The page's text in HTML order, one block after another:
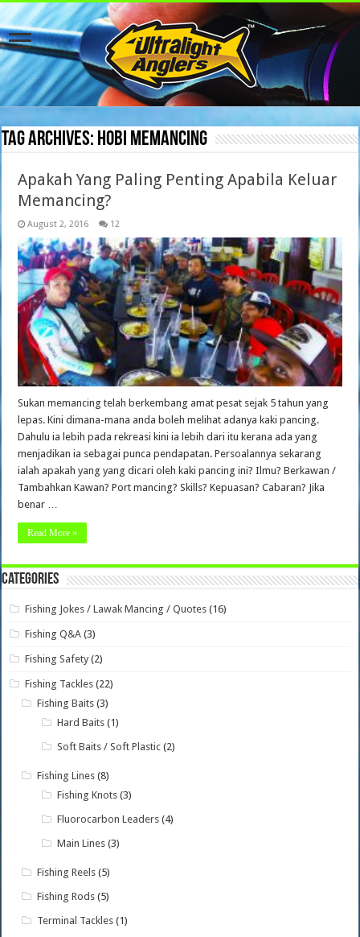
Tag Archives: hobi memancing
Apakah Yang Paling Penting Apabila Keluar
Memancing?
August 2, 2016 12
Sukan memancing telah berkembang amat pesat sejak 5 tahun yang
lepas. Kini dimana-mana anda boleh melihat adanya kaki pancing.
Dahulu ia lebih pada rekreasi kini ia lebih dari itu kerana ada yang
menjadikan ia sebagai punca pendapatan. Persoalannya sekarang
ialah apakah yang yang dicari oleh kaki pancing ini? Ilmu? Berkawan /
Tambahkan Kawan? Port mancing? Skills? Kepuasan? Cabaran? Jika
benar …
Read More »
Categories
Fishing Jokes / Lawak Mancing / Quotes (16)
Fishing Q&A (3)
Fishing Safety (2)
Fishing Tackles (22)
Fishing Baits (3)
Hard Baits (1)
Soft Baits / Soft Plastic (2)
Fishing Lines (8)
Fishing Knots (3)
Fluorocarbon Leaders (4)
Main Lines (3)
Fishing Reels (5)
Fishing Rods (5)
Terminal Tackles (1)